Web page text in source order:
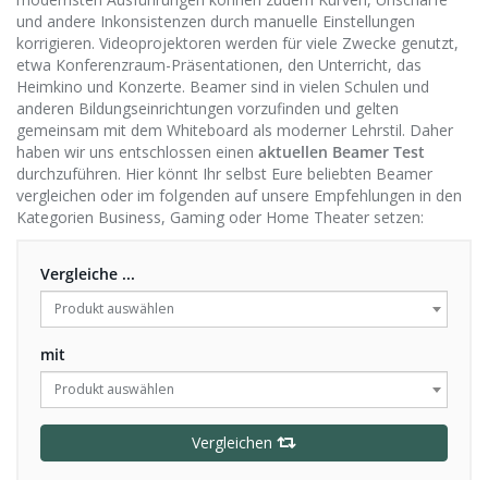
und andere Inkonsistenzen durch manuelle Einstellungen
korrigieren. Videoprojektoren werden für viele Zwecke genutzt,
etwa Konferenzraum-Präsentationen, den Unterricht, das
Heimkino und Konzerte. Beamer sind in vielen Schulen und
anderen Bildungseinrichtungen vorzufinden und gelten
gemeinsam mit dem Whiteboard als moderner Lehrstil. Daher
haben wir uns entschlossen einen aktuellen Beamer Test
durchzuführen. Hier könnt Ihr selbst Eure beliebten Beamer
vergleichen oder im folgenden auf unsere Empfehlungen in den
Kategorien Business, Gaming oder Home Theater setzen:
Vergleiche ...
Produkt auswählen
mit
Produkt auswählen
Vergleichen